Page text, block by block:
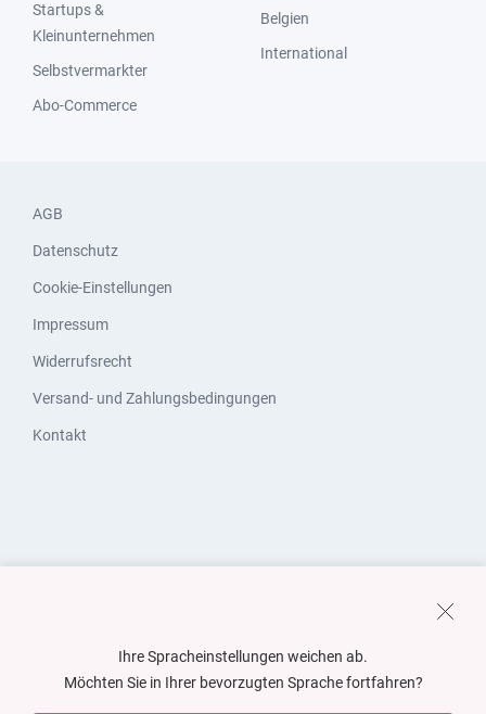
Startups &
Kleinunternehmen
Selbstvermarkter
Abo-Commerce
Belgien
International
AGB
Datenschutz
Cookie-Einstellungen
Impressum
Widerrufsrecht
Versand- und Zahlungsbedingungen
Kontakt
Ihre Spracheinstellungen weichen ab.
Möchten Sie in Ihrer bevorzugten Sprache fortfahren?